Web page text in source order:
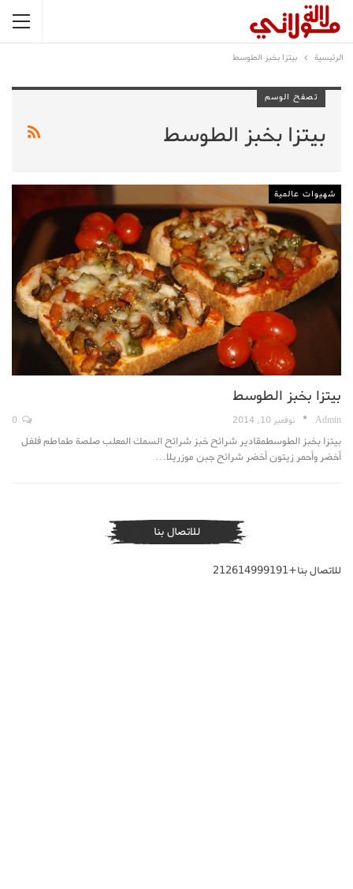
الرئيسية بيتزا بخبز الطوسط
تصفح الوسم
بيتزا بخبز الطوسط
شهيوات عالمية
بيتزا بخبز الطوسط
Admin نوفمبر 10, 2014
بيتزا بخبز الطوسطمقادير شرائح خبز شرائح السمك المعلب صلصة طماطم فلفل
أخضر وأحمر زيتون أخضر شرائح جبن موزريلا…
للاتصال بنا
للاتصال بنا+212614999191